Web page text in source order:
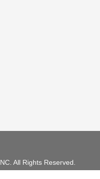
All Rights Reserved.